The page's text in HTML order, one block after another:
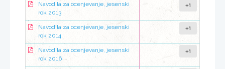
Navodila za ocenjevanje, jesenski
rok 2013
+1
Navodila za ocenjevanje, jesenski
rok 2014
+1
Navodila za ocenjevanje, jesenski
rok 2016
+1